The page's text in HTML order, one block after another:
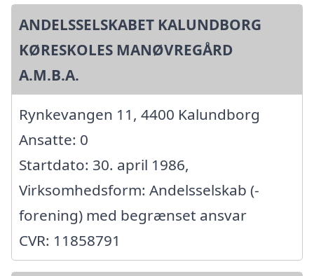
ANDELSSELSKABET KALUNDBORG
KØRESKOLES MANØVREGÅRD
A.M.B.A.
Rynkevangen 11, 4400 Kalundborg
Ansatte: 0
Startdato: 30. april 1986,
Virksomhedsform: Andelsselskab (-
forening) med begrænset ansvar
CVR: 11858791